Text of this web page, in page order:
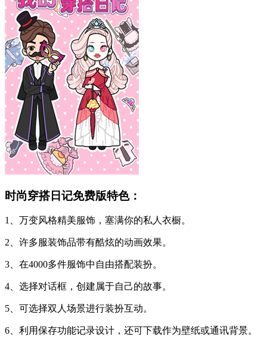
时尚穿搭日记免费版特色：
1、万变风格精美服饰，塞满你的私人衣橱。
2、许多服装饰品带有酷炫的动画效果。
3、在4000多件服饰中自由搭配装扮。
4、选择对话框，创建属于自己的故事。
5、可选择双人场景进行装扮互动。
6、利用保存功能记录设计，还可下载作为壁纸或通讯背景。